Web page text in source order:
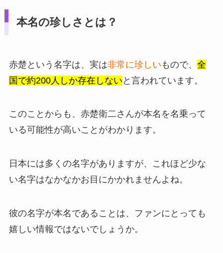
本名の珍しさとは？
赤楚という名字は、実は非常に珍しい もので、 全
国で約200人しか存在しない と言われています。
このことからも、赤楚衛二さんが本名を名乗って
いる可能性が高いことがわかります。
日本には多くの名字がありますが、これほど少な
い名字はなかなかお目にかかれませんよね。
彼の名字が本名であることは、ファンにとっても
嬉しい情報ではないでしょうか。